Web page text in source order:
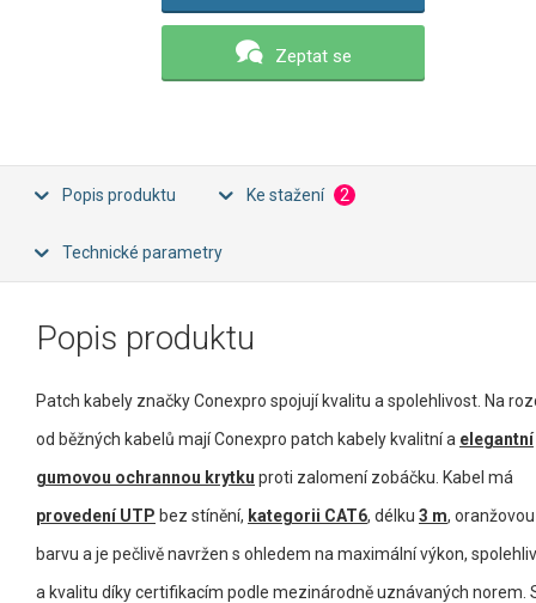
Zeptat se
Popis produktu Ke stažení 2
Technické parametry
Popis produktu
Patch kabely značky Conexpro spojují kvalitu a spolehlivost. Na
od běžných kabelů mají Conexpro patch kabely kvalitní a elegantní
gumovou ochrannou krytku proti zalomení zobáčku. Kabel má
provedení UTP bez stínění, kategorii CAT6, délku 3 m, oranžovou
barvu a je pečlivě navržen s ohledem na maximální výkon,
a kvalitu díky certifikacím podle mezinárodně uznávaných norem.